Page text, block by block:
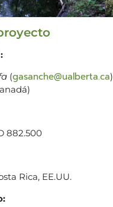
(gasanche@ualberta.ca)
882.500
Rica, EE.UU.